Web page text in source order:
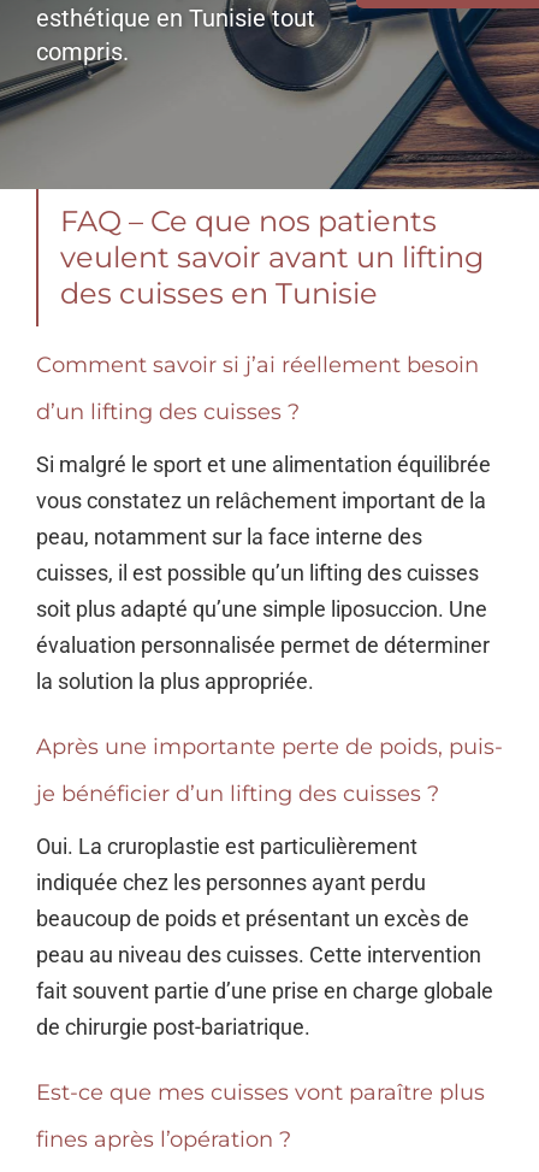
esthétique en Tunisie tout
compris.
FAQ – Ce que nos patients
veulent savoir avant un lifting
des cuisses en Tunisie
Comment savoir si j’ai réellement besoin
d’un lifting des cuisses ?
Si malgré le sport et une alimentation équilibrée
vous constatez un relâchement important de la
peau, notamment sur la face interne des
cuisses, il est possible qu’un lifting des cuisses
soit plus adapté qu’une simple liposuccion. Une
évaluation personnalisée permet de déterminer
la solution la plus appropriée.
Après une importante perte de poids, puis-
je bénéficier d’un lifting des cuisses ?
Oui. La cruroplastie est particulièrement
indiquée chez les personnes ayant perdu
beaucoup de poids et présentant un excès de
peau au niveau des cuisses. Cette intervention
fait souvent partie d’une prise en charge globale
de chirurgie post-bariatrique.
Est-ce que mes cuisses vont paraître plus
fines après l’opération ?